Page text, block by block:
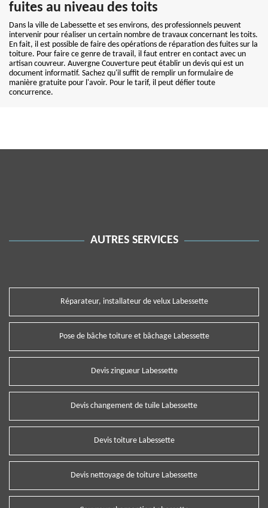
fuites au niveau des toits
Dans la ville de Labessette et ses environs, des professionnels peuvent
intervenir pour réaliser un certain nombre de travaux concernant les toits.
En fait, il est possible de faire des opérations de réparation des fuites sur la
toiture. Pour faire ce genre de travail, il faut entrer en contact avec un
artisan couvreur. Auvergne Couverture peut établir un devis qui est un
document informatif. Sachez qu'il suffit de remplir un formulaire de
manière gratuite pour l'avoir. Pour le tarif, il peut défier toute
concurrence.
AUTRES SERVICES
Réparateur, installateur de velux Labessette
Pose de bâche toiture et bâchage Labessette
Devis zingueur Labessette
Devis changement de tuile Labessette
Devis toiture Labessette
Devis nettoyage de toiture Labessette